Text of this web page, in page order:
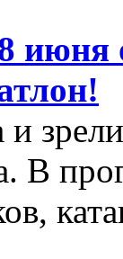
июня
и
В